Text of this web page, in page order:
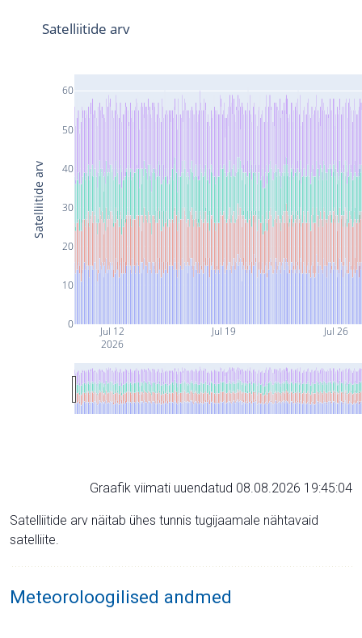
Jul 12
2026
Jul 19 Jul 26
0
10
20
30
40
50
60
Satelliitide arv
Satelliitide arv
Graafik viimati uuendatud 08.08.2026 19:45:04
Satelliitide arv näitab ühes tunnis tugijaamale nähtavaid
satelliite.
Meteoroloogilised andmed